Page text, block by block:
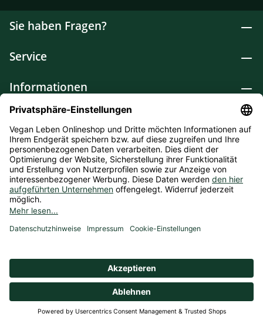
Sie haben Fragen?
Service
Informationen
Lebensmittel
Drogerie
Weitere Kategorien
* Alle Preise inkl. gesetzl. Mehrwertsteuer zzgl.
anders angegeben. Bioprodukte im Bio-Kontrollverfahren bei
** Kostenfreie Lieferung ab 75 € Bestellwert in DE (Gilt nicht
für Kühlprodukte).